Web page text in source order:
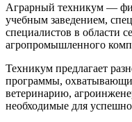
Аграрный техникум —
учебным заведением,
специалистов в области
агропромышленного
Техникум предлагает
программы,
ветеринарию,
необходимые для